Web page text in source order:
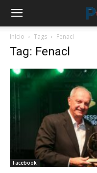
Início Tags Fenacl
Tag: Fenacl
Facebook